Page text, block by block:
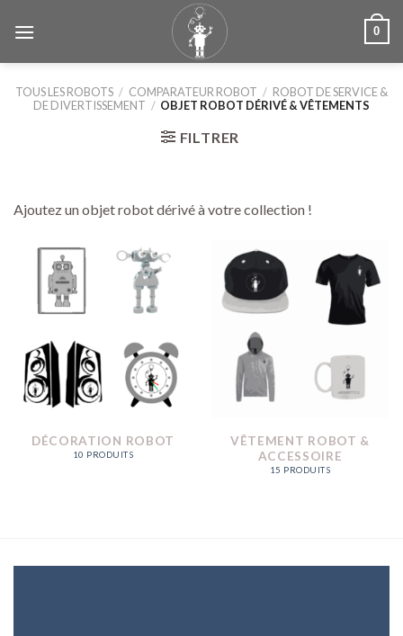
0
TOUS LES ROBOTS / COMPARATEUR ROBOT / ROBOT DE SERVICE &
DE DIVERTISSEMENT / OBJET ROBOT DÉRIVÉ & VÊTEMENTS
FILTRER
Ajoutez un objet robot dérivé à votre collection !
DÉCORATION ROBOT
10 PRODUITS
VÊTEMENT ROBOT &
ACCESSOIRE
15 PRODUITS